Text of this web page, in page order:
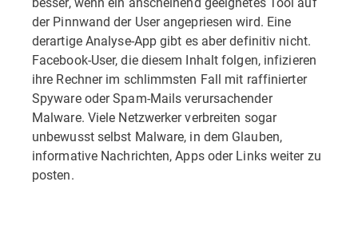
der Pinnwand der User angepriesen wird. Eine
derartige Analyse-App gibt es aber definitiv nicht.
Facebook-User, die diesem Inhalt folgen, infizieren
ihre Rechner im schlimmsten Fall mit raffinierter
Spyware oder Spam-Mails verursachender
Malware. Viele Netzwerker verbreiten sogar
unbewusst selbst Malware, in dem Glauben,
informative Nachrichten, Apps oder Links weiter zu
posten.